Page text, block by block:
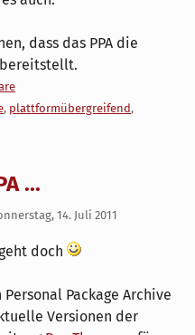
dass das PPA die
, plattformübergreifend,
...
14. Juli 2011
doch
Package Archive
Versionen der